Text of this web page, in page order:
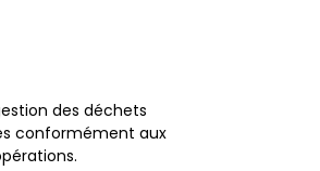
des déchets
conformément aux